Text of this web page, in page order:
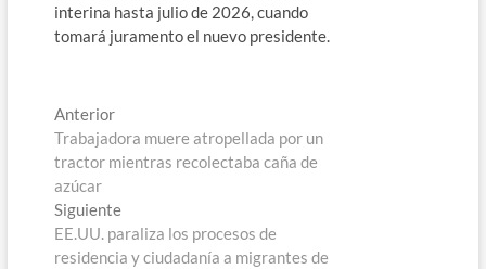
interina hasta julio de 2026, cuando
tomará juramento el nuevo presidente.
Navegación
de
entradas
AnteriorEntrada
anterior:
Trabajadora muere atropellada por un
tractor mientras recolectaba caña de
azúcar
SiguienteEntrada
siguiente:
EE.UU. paraliza los procesos de
residencia y ciudadanía a migrantes de